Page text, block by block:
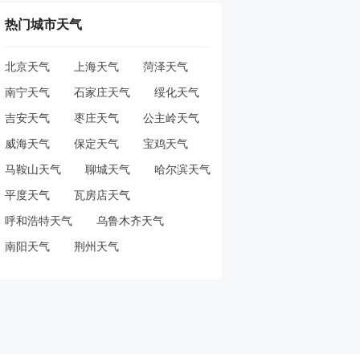
热门城市天气
北京天气 上海天气 菏泽天气
南宁天气 石家庄天气 绥化天气
吉安天气 枣庄天气 公主岭天气
威海天气 保定天气 宝鸡天气
马鞍山天气 聊城天气 哈尔滨天气
平度天气 瓦房店天气
呼和浩特天气 乌鲁木齐天气
南阳天气 荆州天气